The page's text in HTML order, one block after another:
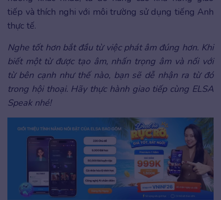
tiếp và thích nghi với môi trường sử dụng tiếng Anh
thực tế.
Nghe tốt hơn bắt đầu từ việc phát âm đúng hơn. Khi
biết một từ được tạo âm, nhấn trọng âm và nối với
từ bên cạnh như thế nào, bạn sẽ dễ nhận ra từ đó
trong hội thoại. Hãy thực hành giao tiếp cùng ELSA
Speak nhé!